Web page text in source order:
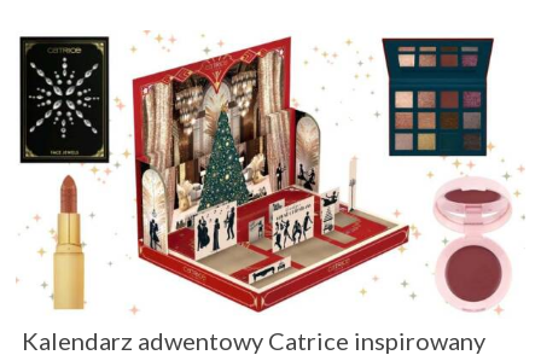
Kalendarz adwentowy Catrice inspirowany